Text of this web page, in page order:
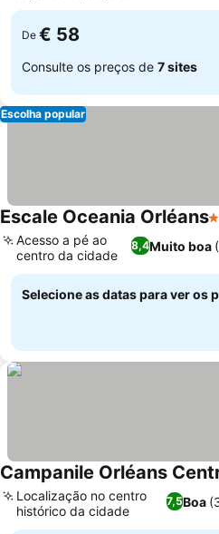
De € 58
Consulte os preços de 7 sites
Escolha popular
Escale Oceania Orléans3
8,4Muito boa
Acesso a pé ao
centro da cidade
Selecione as datas para ver os
Campanile Orléans
7,5Boa
Localização no centro
histórico da cidade